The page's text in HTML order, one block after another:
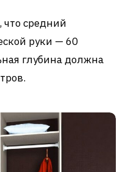
что средний
руки — 60
глубина должна